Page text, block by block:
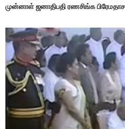
முன்னாள் ஜனாதிபதி ரணசிங்க